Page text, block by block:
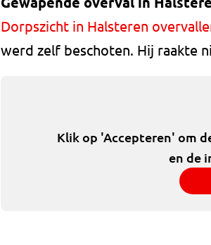
Dorpszicht in Halsteren
werd zelf beschoten. Hij raakte
Klik op 'Accepteren' om
en de